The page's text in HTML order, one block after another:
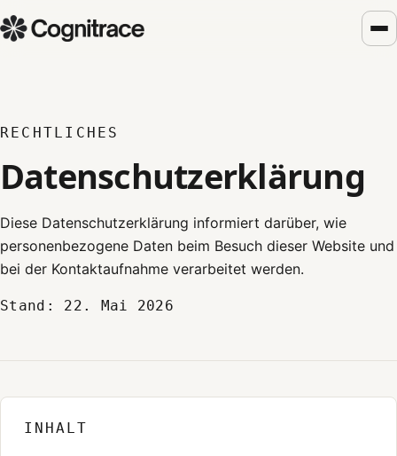
RECHTLICHES
Datenschutzerklärung
Diese Datenschutzerklärung informiert darüber, wie
personenbezogene Daten beim Besuch dieser Website und
bei der Kontaktaufnahme verarbeitet werden.
Stand: 22. Mai 2026
INHALT